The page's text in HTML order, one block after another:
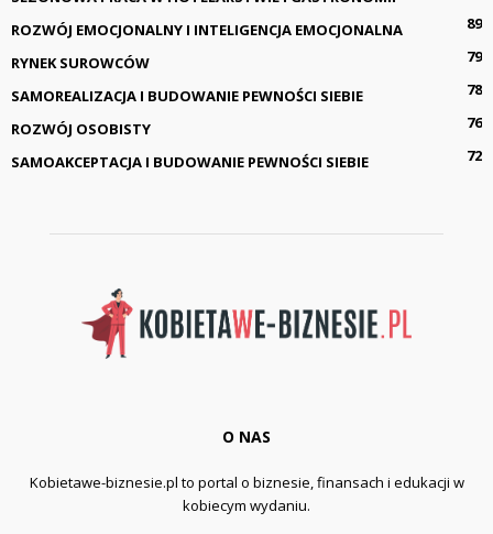
ROZWÓJ EMOCJONALNY I INTELIGENCJA EMOCJONALNA
89
RYNEK SUROWCÓW
79
SAMOREALIZACJA I BUDOWANIE PEWNOŚCI SIEBIE
78
ROZWÓJ OSOBISTY
76
SAMOAKCEPTACJA I BUDOWANIE PEWNOŚCI SIEBIE
72
O NAS
Kobietawe-biznesie.pl to portal o biznesie, finansach i edukacji w
kobiecym wydaniu.